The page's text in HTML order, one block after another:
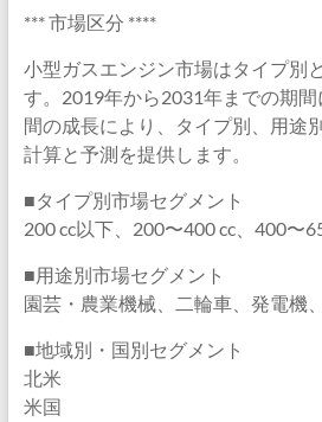
*** 市場区分 ****
小型ガスエンジン市場はタイプ別
す。2019年から2031年までの期
間の成長により、タイプ別、用途
計算と予測を提供します。
■タイプ別市場セグメント
200 cc以下、200〜400 cc、400〜
■用途別市場セグメント
園芸・農業機械、二輪車、発電機
■地域別・国別セグメント
北米
米国